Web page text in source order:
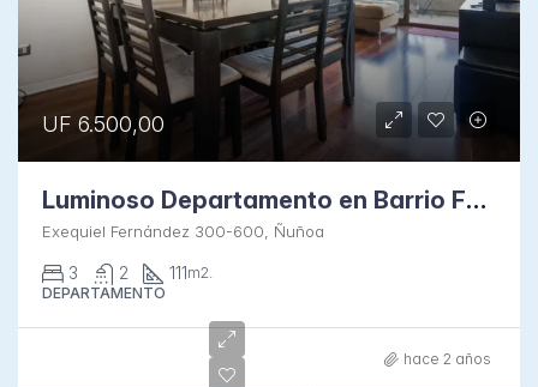
UF 6.500,00
Luminoso Departamento en Barrio Familiar
Exequiel Fernández 300-600, Ñuñoa
3 2 111m2.
DEPARTAMENTO
hace 2 años